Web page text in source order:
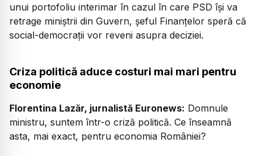
unui portofoliu interimar în cazul în care PSD își va
retrage miniștrii din Guvern, șeful Finanțelor speră că
social-democrații vor reveni asupra deciziei.
Criza politică aduce costuri mai mari pentru
economie
Florentina Lazăr, jurnalistă Euronews: Domnule
ministru, suntem într-o criză politică. Ce înseamnă
asta, mai exact, pentru economia României?